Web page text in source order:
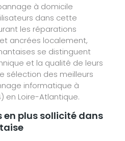
à domicile
dans cette
les réparations
ancrées localement,
se distinguent
et la qualité de leurs
sélection des meilleurs
informatique à
en Loire-Atlantique.
en plus sollicité dans